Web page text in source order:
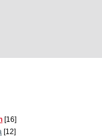
[16]
[12]